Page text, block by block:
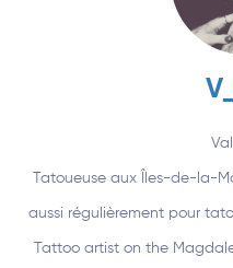
Tatoueuse aux Îles-de-la-
aussi régulièrement pour
Tattoo artist on the